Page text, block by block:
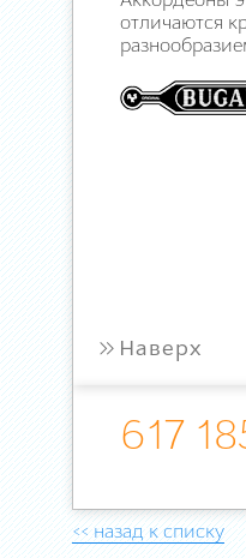
отличаются
» Наверх
617
<< назад к списку